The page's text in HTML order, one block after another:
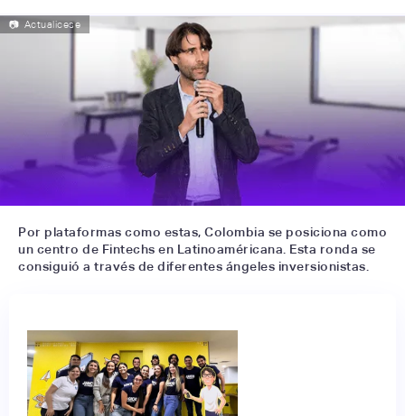
📷 Actualicese
Por plataformas como estas, Colombia se posiciona como
un centro de Fintechs en Latinoaméricana. Esta ronda se
consiguió a través de diferentes ángeles inversionistas.